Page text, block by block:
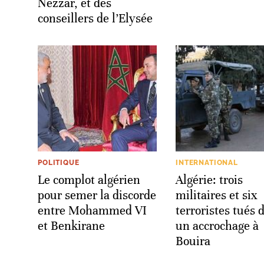
Nezzar, et des
conseillers de l’Elysée
POLITIQUE
Le complot algérien
pour semer la discorde
entre Mohammed VI
et Benkirane
INTERNATIONAL
Algérie: trois
militaires et six
terroristes tués
un accrochage à
Bouira